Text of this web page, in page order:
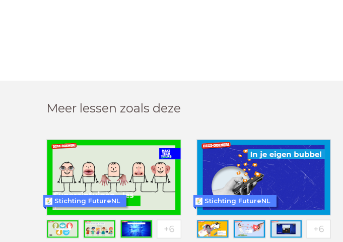
Meer lessen zoals deze
Stichting FutureNL Stichting FutureNL